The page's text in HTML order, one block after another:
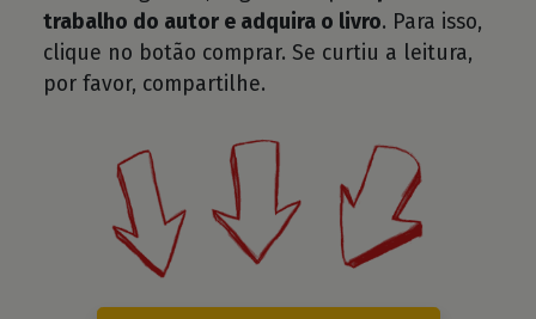
trabalho do autor e adquira o livro. Para isso,
clique no botão comprar. Se curtiu a leitura,
por favor, compartilhe.